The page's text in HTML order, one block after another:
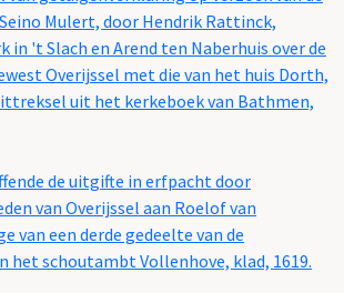
Mulert, door Hendrik Rattinck,
in 't Slach en Arend ten Naberhuis over de
Overijssel met die van het huis Dorth,
uit het kerkeboek van Bathmen,
de uitgifte in erfpacht door
van Overijssel aan Roelof van
van een derde gedeelte van de
het schoutambt Vollenhove, klad, 1619.